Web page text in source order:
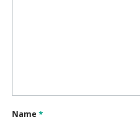
Name *